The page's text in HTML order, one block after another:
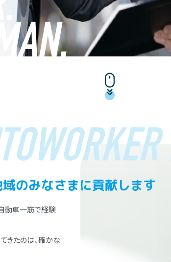
のみなさまに貢献します
動⾞⼀筋で経験
きたのは、確かな